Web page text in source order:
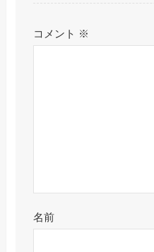
コメント ※
名前